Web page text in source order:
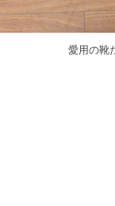
愛用の靴